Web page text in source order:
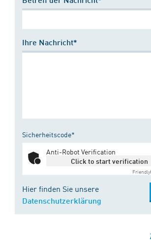
Ihre Nachricht*
Sicherheitscode*
Anti-Robot Verification
Click to start verification
Friendly
Hier finden Sie unsere
Datenschutzerklärung